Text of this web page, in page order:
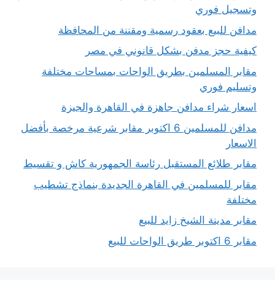
وتسجيل فوري
مدافن للبيع بعقود رسمية ومقننة من المحافظة
كيفية حجز مدفن بشكل قانوني في مصر
مقابر المسلمين بطريق الواحات بمساحات مختلفة
وتسليم فوري
اسعار شراء مدافن جاهزة في القاهرة والجيزة
مدافن للمسلمين 6 اكتوبر مقابر شرعية مرخصة بأفضل
الاسعار
مقابر طلائع المستقبل رئاسة الجمهورية كاش و تقسيط
مقابر للمسلمين في القاهرة الجديدة بنماذج تشطيب
مختلفة
مقابر مدينة الشيخ زايد للبيع
مقابر 6 اكتوبر طريق الواحات للبيع